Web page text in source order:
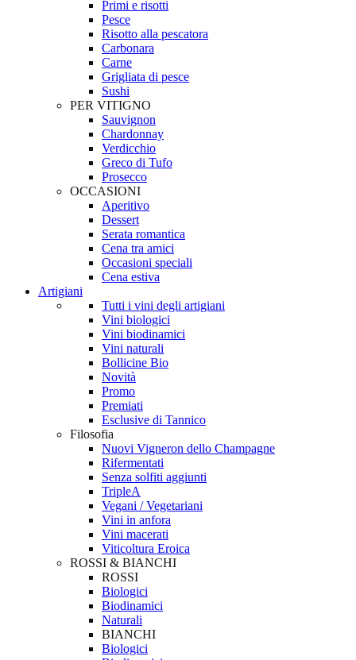
Primi e risotti
Pesce
Risotto alla pescatora
Carbonara
Carne
Grigliata di pesce
Sushi
PER VITIGNO
Sauvignon
Chardonnay
Verdicchio
Greco di Tufo
Prosecco
OCCASIONI
Aperitivo
Dessert
Serata romantica
Cena tra amici
Occasioni speciali
Cena estiva
Artigiani
Tutti i vini degli artigiani
Vini biologici
Vini biodinamici
Vini naturali
Bollicine Bio
Novità
Promo
Premiati
Esclusive di Tannico
Filosofia
Nuovi Vigneron dello Champagne
Rifermentati
Senza solfiti aggiunti
TripleA
Vegani / Vegetariani
Vini in anfora
Vini macerati
Viticoltura Eroica
ROSSI & BIANCHI
ROSSI
Biologici
Biodinamici
Naturali
BIANCHI
Biologici